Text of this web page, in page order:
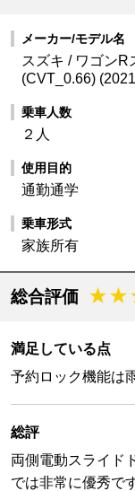
メーカー/モデル名
スズキ / ワゴンR
(CVT_0.66)
乗車人数
２人
使用目的
通勤通学
乗車形式
家族所有
総合評価
満足している点
予約ロック機能は
総評
両側電動スライド
では非常に優秀で